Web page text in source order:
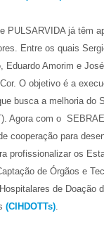
PULSARVIDA já têm
Entre os quais
Eduardo Amorim e
O objetivo é a
busca a melhoria do
Agora com o
cooperação para
profissionalizar os
de Órgãos e
de Doação
(CIHDOTTs).